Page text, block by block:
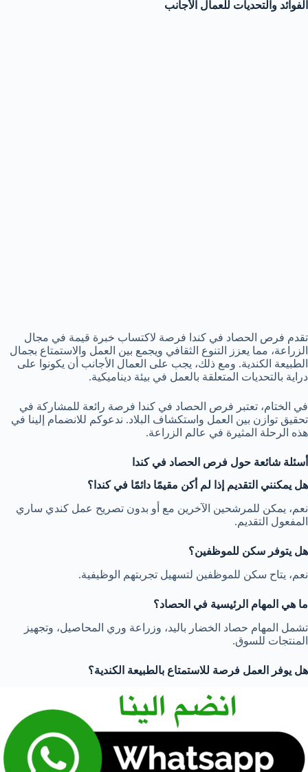
الفوائد والتحديات للعمال الأجانب
تقدم فرص الحصاد في كندا فرصة لاكتساب خبرة قيمة في مجال
الزراعة، مما يعزز التنوع الثقافي ويجمع بين العمل والاستمتاع بجمال
الطبيعة الكندية. ومع ذلك، يجب على العمال الأجانب أن يكونوا على
دراية بالتحديات المتعلقة بالعمل في بيئة ديناميكية.
في الختام، تعتبر فرص الحصاد في كندا فرصة رائعة للمشاركة في
تحقيق توازن بين العمل واستكشاف البلاد. ندعوكم للانضمام إلينا في
هذه الرحلة المثيرة في عالم الزراعة.
أسئلة شائعة حول فرص الحصاد في كندا
هل يمكنني التقديم إذا لم أكن مقيمًا دائمًا في كندا؟
نعم، يمكن للمرشحين الآخرين مع أو بدون تصريح عمل كندي ساري
المفعول التقديم.
هل يتوفر سكن للموظفين؟
نعم، يتاح سكن للموظفين لتسهيل تجربتهم الوظيفية.
ما هي المهام الرئيسية في الحصاد؟
تشمل المهام حصاد الخضار باليد، وزراعة وري المحاصيل، وتجهيز
المنتجات للسوق.
هل يوفر العمل فرصة للاستمتاع بالطبيعة الكندية؟